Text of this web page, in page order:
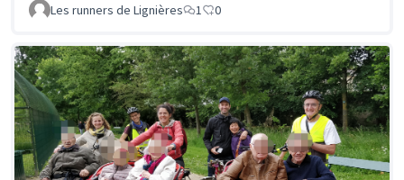
Les runners de Lignières
1 0